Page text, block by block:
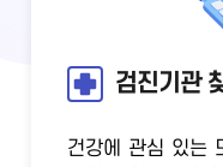
검진기관
건강에 관심 있는